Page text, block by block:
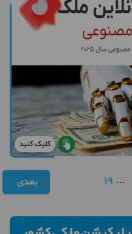
کلیک کنید
...
19 بعدی